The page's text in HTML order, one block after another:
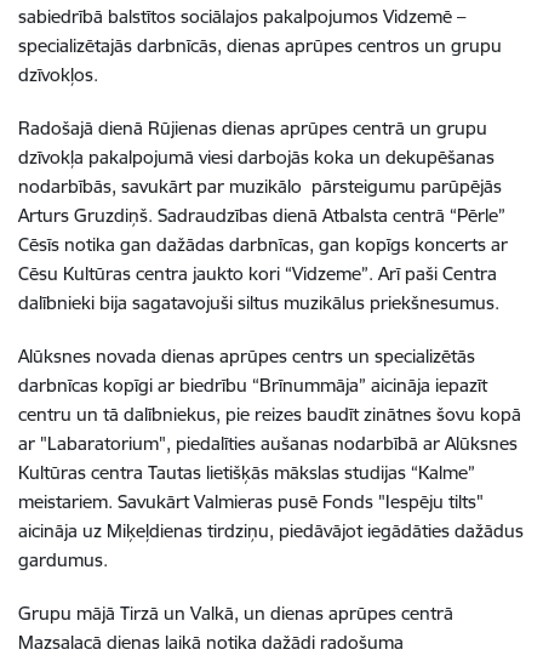
sabiedrībā balstītos sociālajos pakalpojumos Vidzemē –
specializētajās darbnīcās, dienas aprūpes centros un grupu
dzīvokļos.
Radošajā dienā Rūjienas dienas aprūpes centrā un grupu
dzīvokļa pakalpojumā viesi darbojās koka un dekupēšanas
nodarbībās, savukārt par muzikālo pārsteigumu parūpējās
Arturs Gruzdiņš. Sadraudzības dienā Atbalsta centrā “Pērle”
Cēsīs notika gan dažādas darbnīcas, gan kopīgs koncerts ar
Cēsu Kultūras centra jaukto kori “Vidzeme”. Arī paši Centra
dalībnieki bija sagatavojuši siltus muzikālus priekšnesumus.
Alūksnes novada dienas aprūpes centrs un specializētās
darbnīcas kopīgi ar biedrību “Brīnummāja” aicināja iepazīt
centru un tā dalībniekus, pie reizes baudīt zinātnes šovu kopā
ar "Labaratorium", piedalīties aušanas nodarbībā ar Alūksnes
Kultūras centra Tautas lietišķās mākslas studijas “Kalme”
meistariem. Savukārt Valmieras pusē Fonds "Iespēju tilts"
aicināja uz Miķeļdienas tirdziņu, piedāvājot iegādāties dažādus
gardumus.
Grupu mājā Tirzā un Valkā, un dienas aprūpes centrā
Mazsalacā dienas laikā notika dažādi radošuma